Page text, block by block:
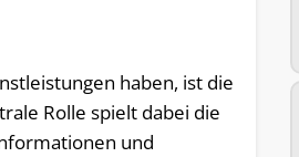
haben, ist die
Rolle spielt dabei die
und